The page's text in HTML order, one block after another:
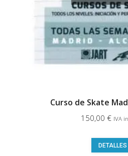
Curso de Skate
150,00 € IVA
DETALLES